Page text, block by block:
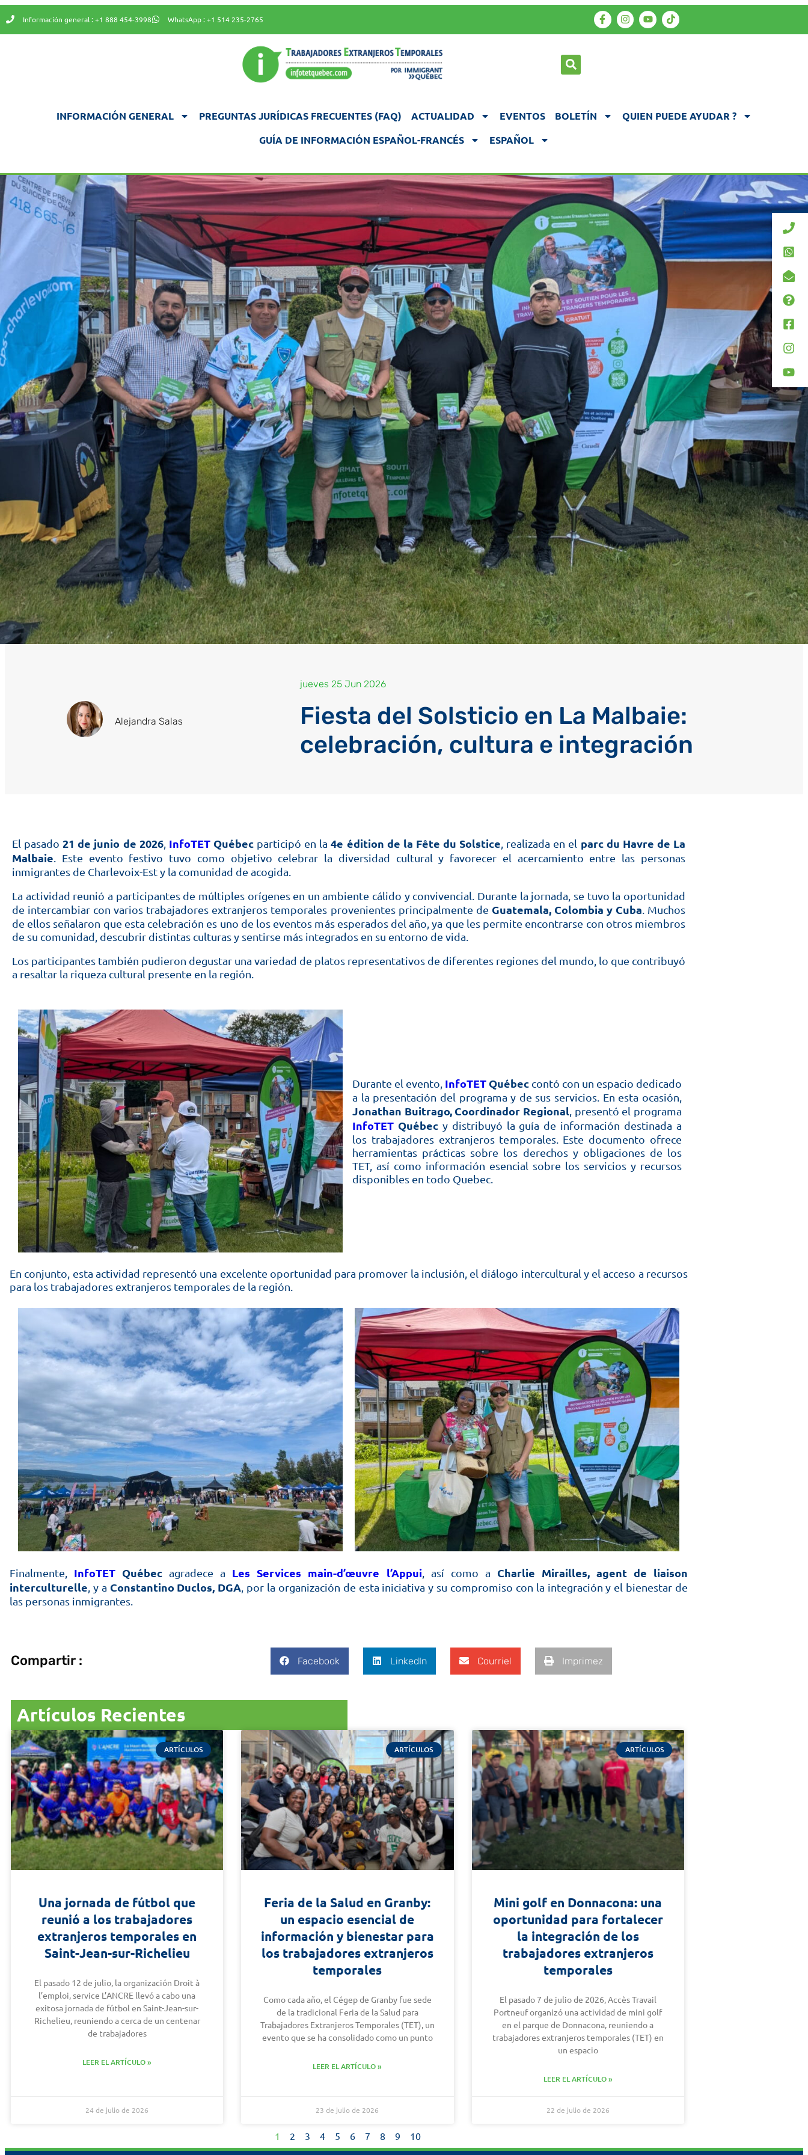
Información general : +1 888 454-3998 WhatsApp : +1 514 235-2765
INFORMACIÓN GENERAL PREGUNTAS JURÍDICAS FRECUENTES (FAQ) ACTUALIDAD EVENTOS BOLETÍN
QUIEN PUEDE AYUDAR ?
GUÍA DE INFORMACIÓN ESPAÑOL-FRANCÉS
ESPAÑOL
Alejandra Salas
jueves 25 Jun 2026
Fiesta del Solsticio en La Malbaie:
celebración, cultura e integración
El pasado21 de junio de 2026, InfoTETQuébecparticipó en la4e édition de la Fête du Solstice , realizada en el parc du Havre de La
Malbaie . Este evento festivo tuvo como objetivo celebrar la diversidad cultural y favorecer el acercamiento entre las personas
inmigrantes de Charlevoix-Est y la comunidad de acogida.
La actividad reunió a participantes de múltiples orígenes en un ambiente cálido y convivencial. Durante la jornada, se tuvo la oportunidad
de intercambiar con varios trabajadores extranjeros temporales provenientes principalmente de Guatemala, Colombia y Cuba . Muchos
de ellos señalaron que esta celebración es uno de los eventos más esperados del año, ya que les permite encontrarse con otros miembros
de su comunidad, descubrir distintas culturas y sentirse más integrados en su entorno de vida.
Los participantes también pudieron degustar una variedad de platos representativos de diferentes regiones del mundo, lo que contribuyó
a resaltar la riqueza cultural presente en la región.
Durante el evento, InfoTET Québec contó con un espacio dedicado
a la presentación del programa y de sus servicios. En esta ocasión,
Jonathan Buitrago, Coordinador Regional , presentó el programa
InfoTET Québecy distribuyó la guía de información destinada a
los trabajadores extranjeros temporales. Este documento ofrece
herramientas prácticas sobre los derechos y obligaciones de los
TET, así como información esencial sobre los servicios y recursos
disponibles en todo Quebec.
En conjunto, esta actividad representó una excelente oportunidad para promover la inclusión, el diálogo intercultural y el acceso a recursos
para los trabajadores extranjeros temporales de la región.
Finalmente, InfoTET Québec agradece a Les Services main-d’œuvre l’Appui, así como a Charlie Mirailles, agent de liaison
interculturelle , y a Constantino Duclos, DGA , por la organización de esta iniciativa y su compromiso con la integración y el bienestar de
las personas inmigrantes.
Compartir : Facebook LinkedIn Courriel Imprimez
Artículos Recientes
ARTÍCULOS
Una jornada de fútbol que
reunió a los trabajadores
extranjeros temporales en
Saint-Jean-sur-Richelieu
El pasado 12 de julio, la organización Droit à
l’emploi, service L’ANCRE llevó a cabo una
exitosa jornada de fútbol en Saint-Jean-sur-
Richelieu, reuniendo a cerca de un centenar
de trabajadores
LEER EL ARTÍCULO »
24 de julio de 2026
ARTÍCULOS
Feria de la Salud en Granby:
un espacio esencial de
información y bienestar para
los trabajadores extranjeros
temporales
Como cada año, el Cégep de Granby fue sede
de la tradicional Feria de la Salud para
Trabajadores Extranjeros Temporales (TET), un
evento que se ha consolidado como un punto
LEER EL ARTÍCULO »
23 de julio de 2026
ARTÍCULOS
Mini golf en Donnacona: una
oportunidad para fortalecer
la integración de los
trabajadores extranjeros
temporales
El pasado 7 de julio de 2026, Accès Travail
Portneuf organizó una actividad de mini golf
en el parque de Donnacona, reuniendo a
trabajadores extranjeros temporales (TET) en
un espacio
LEER EL ARTÍCULO »
22 de julio de 2026
1 2 3 4 5 6 7 8 9 10